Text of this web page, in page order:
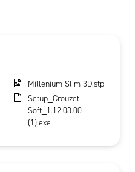
Millenium Slim 3D.stp
Setup_Crouzet
Soft_1.12.03.00
(1).exe